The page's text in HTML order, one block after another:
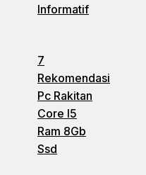
Informatif
7
Rekomendasi
Pc Rakitan
Core I5
Ram 8Gb
Ssd